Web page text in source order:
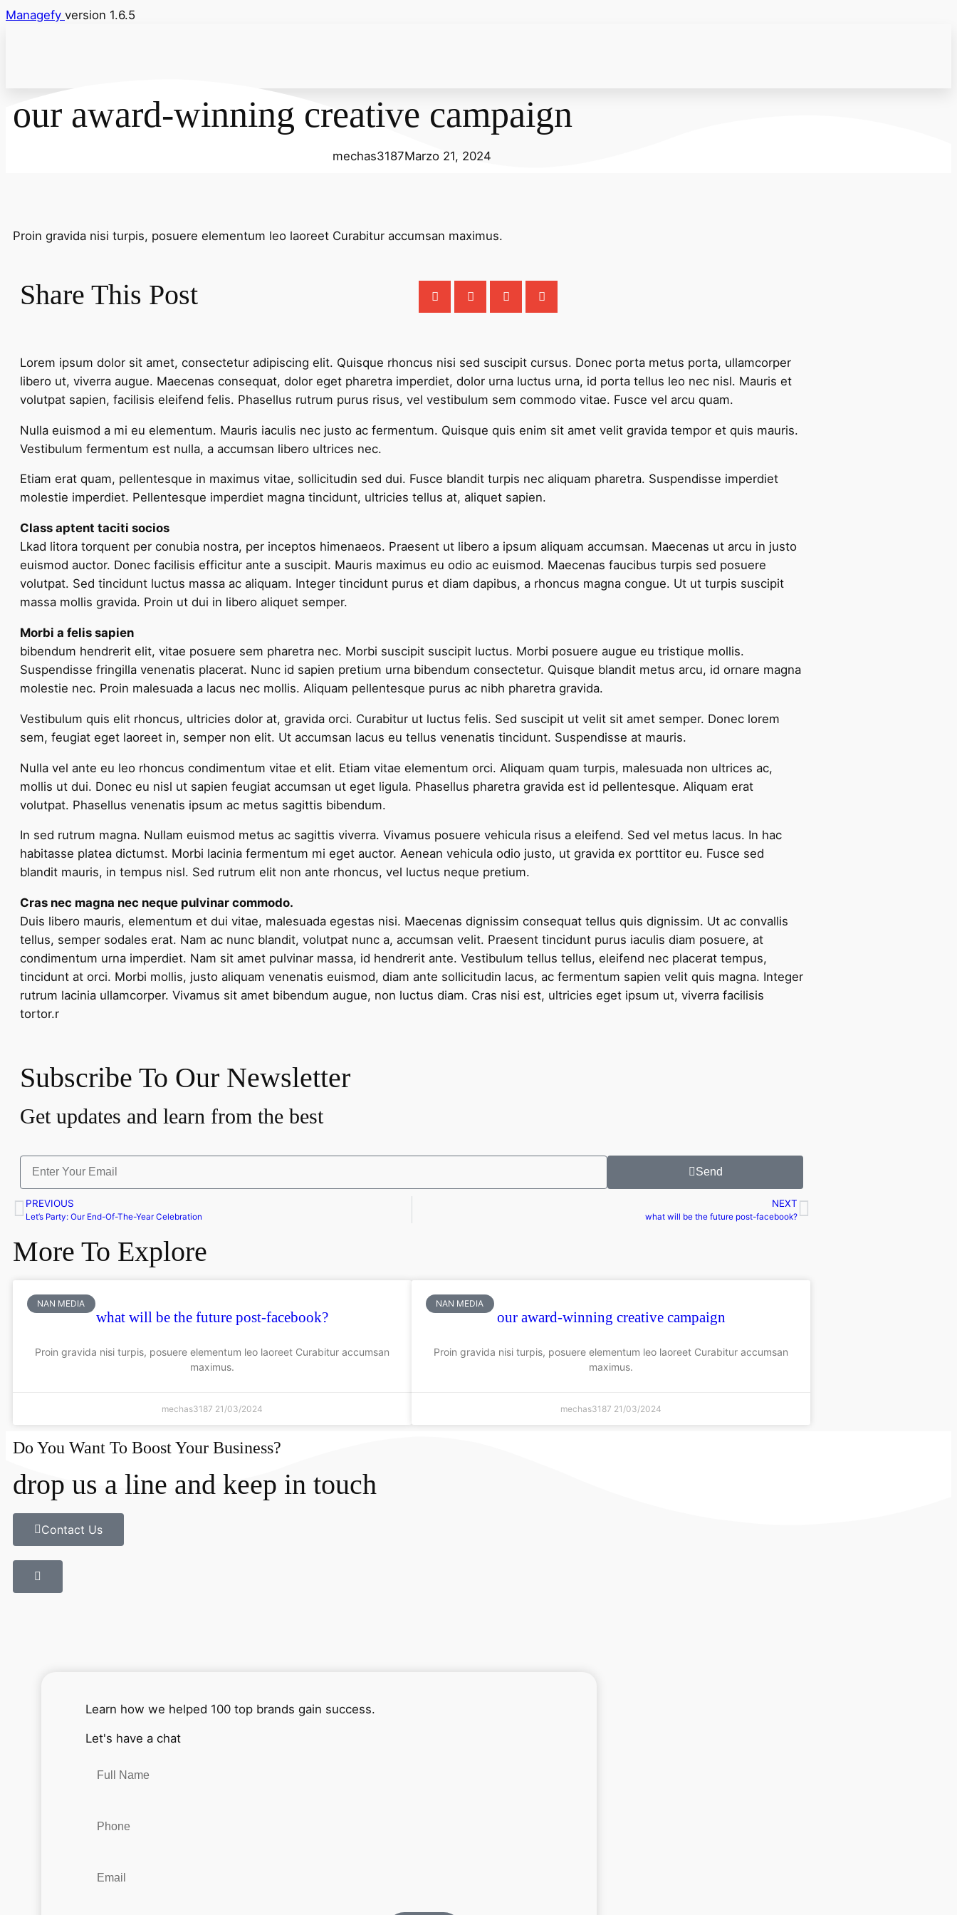
Managefy version 1.6.5
our award-winning creative campaign
mechas3187Marzo 21, 2024
Proin gravida nisi turpis, posuere elementum leo laoreet Curabitur accumsan maximus.
Share This Post
Lorem ipsum dolor sit amet, consectetur adipiscing elit. Quisque rhoncus nisi sed suscipit cursus. Donec porta metus porta, ullamcorper
libero ut, viverra augue. Maecenas consequat, dolor eget pharetra imperdiet, dolor urna luctus urna, id porta tellus leo nec nisl. Mauris et
volutpat sapien, facilisis eleifend felis. Phasellus rutrum purus risus, vel vestibulum sem commodo vitae. Fusce vel arcu quam.
Nulla euismod a mi eu elementum. Mauris iaculis nec justo ac fermentum. Quisque quis enim sit amet velit gravida tempor et quis mauris.
Vestibulum fermentum est nulla, a accumsan libero ultrices nec.
Etiam erat quam, pellentesque in maximus vitae, sollicitudin sed dui. Fusce blandit turpis nec aliquam pharetra. Suspendisse imperdiet
molestie imperdiet. Pellentesque imperdiet magna tincidunt, ultricies tellus at, aliquet sapien.
Class aptent taciti socios
Lkad litora torquent per conubia nostra, per inceptos himenaeos. Praesent ut libero a ipsum aliquam accumsan. Maecenas ut arcu in justo
euismod auctor. Donec facilisis efficitur ante a suscipit. Mauris maximus eu odio ac euismod. Maecenas faucibus turpis sed posuere
volutpat. Sed tincidunt luctus massa ac aliquam. Integer tincidunt purus et diam dapibus, a rhoncus magna congue. Ut ut turpis suscipit
massa mollis gravida. Proin ut dui in libero aliquet semper.
Morbi a felis sapien
bibendum hendrerit elit, vitae posuere sem pharetra nec. Morbi suscipit suscipit luctus. Morbi posuere augue eu tristique mollis.
Suspendisse fringilla venenatis placerat. Nunc id sapien pretium urna bibendum consectetur. Quisque blandit metus arcu, id ornare magna
molestie nec. Proin malesuada a lacus nec mollis. Aliquam pellentesque purus ac nibh pharetra gravida.
Vestibulum quis elit rhoncus, ultricies dolor at, gravida orci. Curabitur ut luctus felis. Sed suscipit ut velit sit amet semper. Donec lorem
sem, feugiat eget laoreet in, semper non elit. Ut accumsan lacus eu tellus venenatis tincidunt. Suspendisse at mauris.
Nulla vel ante eu leo rhoncus condimentum vitae et elit. Etiam vitae elementum orci. Aliquam quam turpis, malesuada non ultrices ac,
mollis ut dui. Donec eu nisl ut sapien feugiat accumsan ut eget ligula. Phasellus pharetra gravida est id pellentesque. Aliquam erat
volutpat. Phasellus venenatis ipsum ac metus sagittis bibendum.
In sed rutrum magna. Nullam euismod metus ac sagittis viverra. Vivamus posuere vehicula risus a eleifend. Sed vel metus lacus. In hac
habitasse platea dictumst. Morbi lacinia fermentum mi eget auctor. Aenean vehicula odio justo, ut gravida ex porttitor eu. Fusce sed
blandit mauris, in tempus nisl. Sed rutrum elit non ante rhoncus, vel luctus neque pretium.
Cras nec magna nec neque pulvinar commodo.
Duis libero mauris, elementum et dui vitae, malesuada egestas nisi. Maecenas dignissim consequat tellus quis dignissim. Ut ac convallis
tellus, semper sodales erat. Nam ac nunc blandit, volutpat nunc a, accumsan velit. Praesent tincidunt purus iaculis diam posuere, at
condimentum urna imperdiet. Nam sit amet pulvinar massa, id hendrerit ante. Vestibulum tellus tellus, eleifend nec placerat tempus,
tincidunt at orci. Morbi mollis, justo aliquam venenatis euismod, diam ante sollicitudin lacus, ac fermentum sapien velit quis magna. Integer
rutrum lacinia ullamcorper. Vivamus sit amet bibendum augue, non luctus diam. Cras nisi est, ultricies eget ipsum ut, viverra facilisis
tortor.r
Subscribe To Our Newsletter
Get updates and learn from the best
Send
PREVIOUS
Let’s Party: Our End-Of-The-Year Celebration
NEXT
what will be the future post-facebook?
More To Explore
NAN MEDIA
what will be the future post-facebook?
Proin gravida nisi turpis, posuere elementum leo laoreet Curabitur accumsan
maximus.
mechas3187 21/03/2024
NAN MEDIA
our award-winning creative campaign
Proin gravida nisi turpis, posuere elementum leo laoreet Curabitur accumsan
maximus.
mechas3187 21/03/2024
Do You Want To Boost Your Business?
drop us a line and keep in touch
Contact Us
Learn how we helped 100 top brands gain success.
Let's have a chat